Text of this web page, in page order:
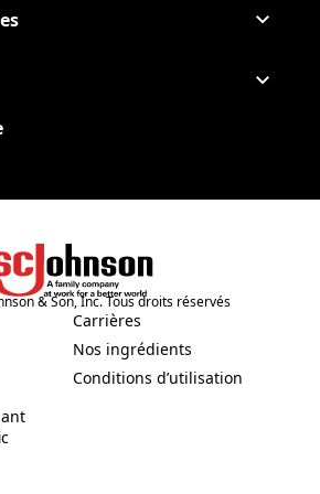
in a new tab)
& Son, Inc. Tous droits réservés
Carrières
(Opens in a new tab)
Nos ingrédients
(Opens in a new tab)
Conditions d’utilisation
(Opens in a new tab)